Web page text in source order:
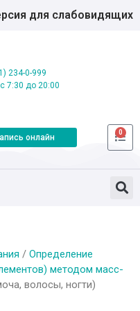
для слабовидящих
234-0-999
7:30 до 20:00
онлайн
0
/ Определение
методом масс-
волосы, ногти)